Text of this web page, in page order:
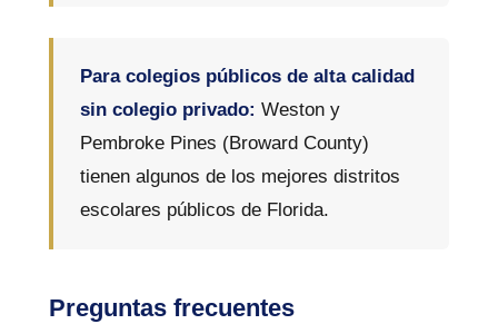
Para colegios públicos de alta calidad
sin colegio privado: Weston y
Pembroke Pines (Broward County)
tienen algunos de los mejores distritos
escolares públicos de Florida.
Preguntas frecuentes